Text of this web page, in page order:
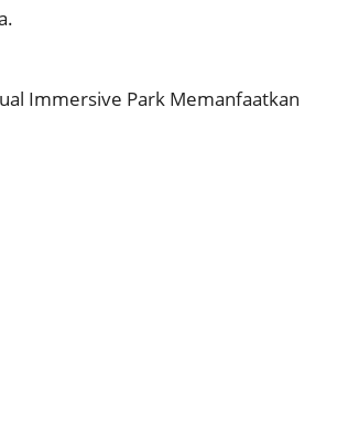
Immersive Park Memanfaatkan